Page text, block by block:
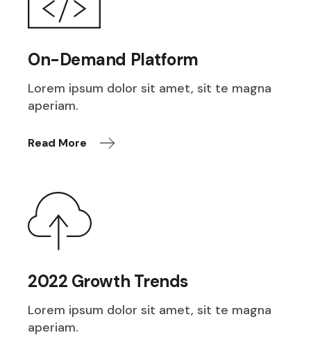
On-Demand Platform
Lorem ipsum dolor sit amet, sit te magna
aperiam.
Read More
2022 Growth Trends
Lorem ipsum dolor sit amet, sit te magna
aperiam.